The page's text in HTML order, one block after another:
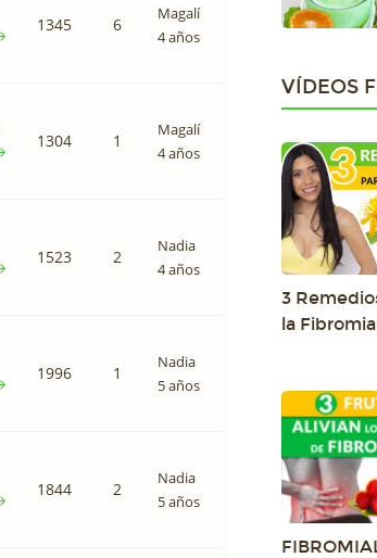
1345 6
Magalí
4 años
1304 1
Magalí
4 años
1523 2
Nadia
4 años
1996 1
Nadia
5 años
1844 2
Nadia
5 años
VÍDEOS
3
la